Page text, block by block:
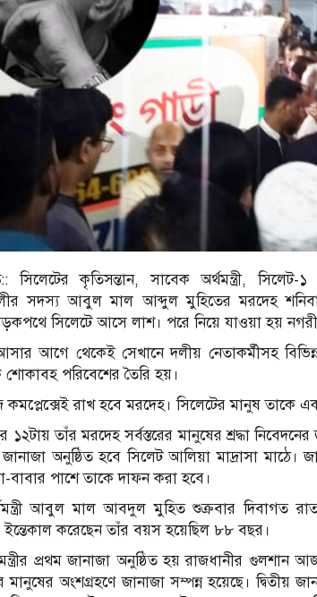
সিলেটের কৃতিসন্তান, সাবেক অর্থমন্ত্রী,
সদস্য আবুল মাল আব্দুল মুহিতের মরদেহ
সিলেটে আসে লাশ। পরে নিয়ে যাওয়া হয়
আগে থেকেই সেখানে দলীয় নেতাকর্মীসহ
পরিবেশের তৈরি হয়।
কমপ্লেক্সেই রাখ হবে মরদেহ। সিলেটের মানুষ তাকে
১২টায় তাঁর মরদেহ সর্বস্তরের মানুষের শ্রদ্ধা
অনুষ্ঠিত হবে সিলেট আলিয়া মাদ্রাসা মাঠে।
বাবার পাশে তাকে দাফন করা হবে।
আবুল মাল আবদুল মুহিত শুক্রবার দিবাগত
ইন্তেকাল করেছেন তাঁর বয়স হয়েছিল ৮৮ বছর।
প্রথম জানাজা অনুষ্ঠিত হয় রাজধানীর গুলশান
মানুষের অংশগ্রহণে জানাজা সম্পন্ন হয়েছে। দ্বিতীয়